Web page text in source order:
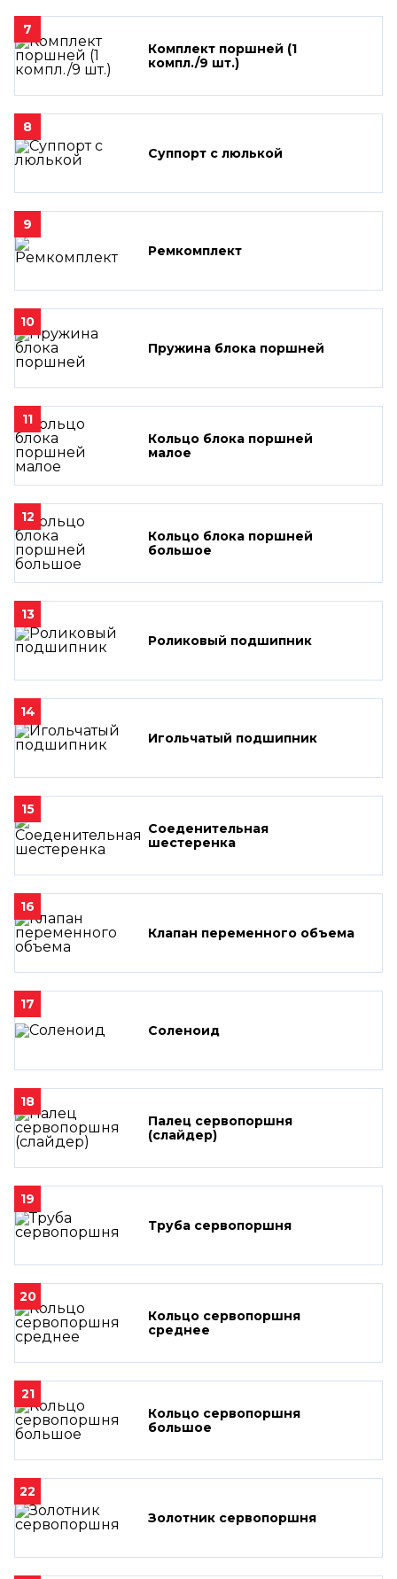
7
Комплект поршней (1
компл./9 шт.)
8
Суппорт с люлькой
9
Ремкомплект
10
Пружина блока поршней
11
Кольцо блока поршней
малое
12
Кольцо блока поршней
большое
13
Роликовый подшипник
14
Игольчатый подшипник
15
Соеденительная
шестеренка
16
Клапан переменного объема
17
Соленоид
18
Палец сервопоршня
(слайдер)
19
Труба сервопоршня
20
Кольцо сервопоршня
среднее
21
Кольцо сервопоршня
большое
22
Золотник сервопоршня